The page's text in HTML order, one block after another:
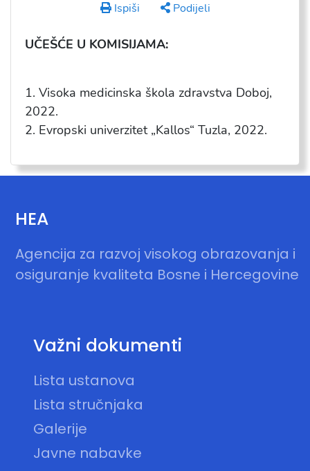
Ispiši Podijeli
UČEŠĆE U KOMISIJAMA:
1. Visoka medicinska škola zdravstva Doboj,
2022.
2. Evropski univerzitet „Kallos“ Tuzla, 2022.
HEA
Agencija za razvoj visokog obrazovanja i
osiguranje kvaliteta Bosne i Hercegovine
Važni dokumenti
Lista ustanova
Lista stručnjaka
Galerije
Javne nabavke